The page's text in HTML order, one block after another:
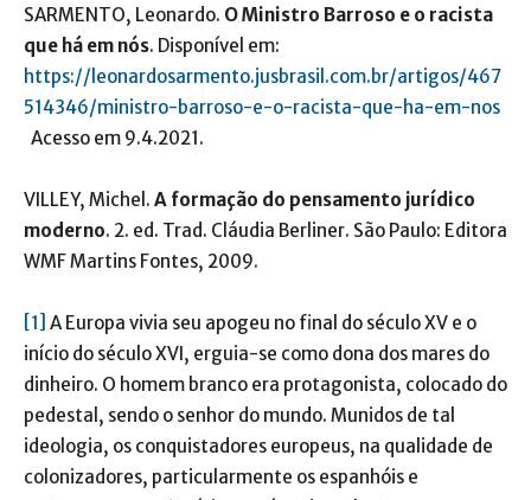
SARMENTO, Leonardo. O Ministro Barroso e o racista
que há em nós. Disponível em:
https://leonardosarmento.jusbrasil.com.br/artigos/467
514346/ministro-barroso-e-o-racista-que-ha-em-nos
Acesso em 9.4.2021.
VILLEY, Michel. A formação do pensamento jurídico
moderno. 2. ed. Trad. Cláudia Berliner. São Paulo: Editora
WMF Martins Fontes, 2009.
[1] A Europa vivia seu apogeu no final do século XV e o
início do século XVI, erguia-se como dona dos mares do
dinheiro. O homem branco era protagonista, colocado do
pedestal, sendo o senhor do mundo. Munidos de tal
ideologia, os conquistadores europeus, na qualidade de
colonizadores, particularmente os espanhóis e